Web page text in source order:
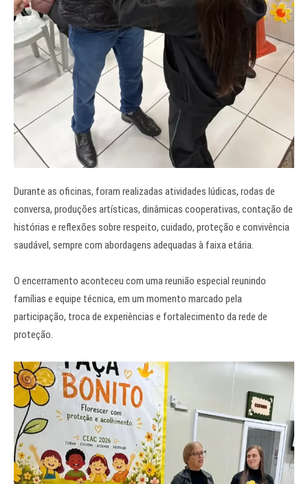
Durante as oficinas, foram realizadas atividades lúdicas, rodas de
conversa, produções artísticas, dinâmicas cooperativas, contação de
histórias e reflexões sobre respeito, cuidado, proteção e convivência
saudável, sempre com abordagens adequadas à faixa etária.
O encerramento aconteceu com uma reunião especial reunindo
famílias e equipe técnica, em um momento marcado pela
participação, troca de experiências e fortalecimento da rede de
proteção.